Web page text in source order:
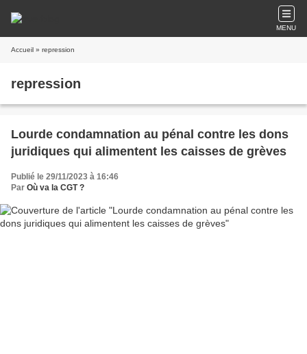
MENU
Accueil » repression
repression
Lourde condamnation au pénal contre les dons
juridiques qui alimentent les caisses de grèves
Publié le 29/11/2023 à 16:46
Par Où va la CGT ?